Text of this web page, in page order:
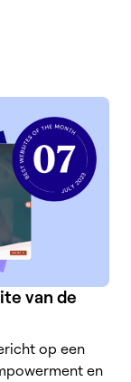
van de
op een
en